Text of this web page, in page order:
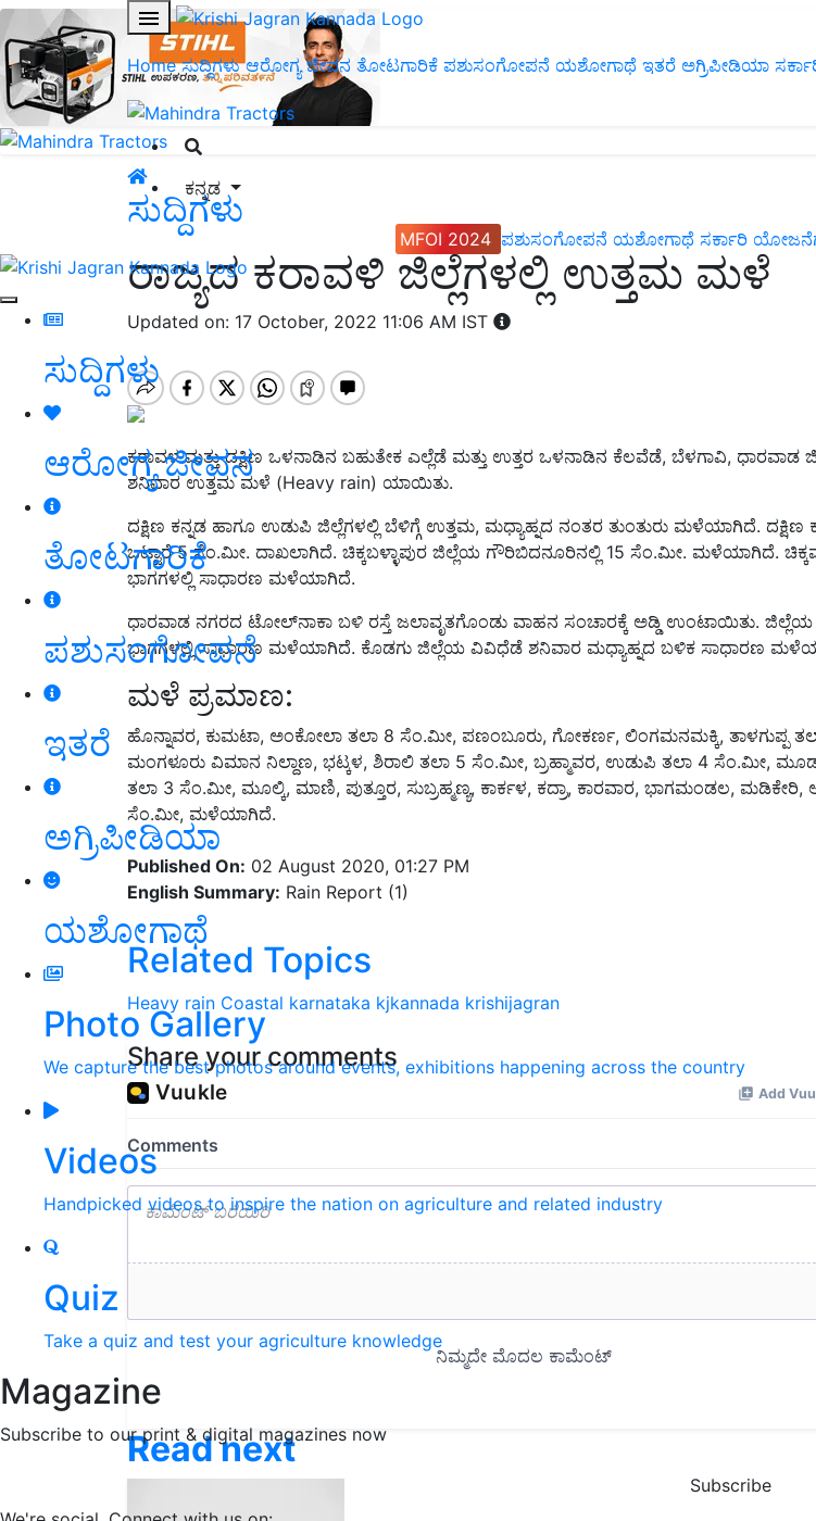
Home ಸುದ್ದಿಗಳು ಆರೋಗ್ಯ ಜೀವನ ತೋಟಗಾರಿಕೆ ಪಶುಸಂಗೋಪನೆ ಯಶೋಗಾಥೆ ಇತರೆ ಅಗ್ರಿಪೀಡಿಯಾ
ಕನ್ನಡ
MFOI 2024 ಪಶುಸಂಗೋಪನೆ ಯಶೋಗಾಥೆ ಸರ್ಕಾರಿ
ಸುದ್ದಿಗಳು
ಆರೋಗ್ಯ ಜೀವನ
ತೋಟಗಾರಿಕೆ
ಪಶುಸಂಗೋಪನೆ
ಇತರೆ
ಅಗ್ರಿಪೀಡಿಯಾ
ಯಶೋಗಾಥೆ
Photo Gallery
We capture the best photos around events, exhibitions happening across the country
Videos
Handpicked videos to inspire the nation on agriculture and related industry
Quiz
Take a quiz and test your agriculture knowledge
Magazine
Subscribe to our print & digital magazines now
Subscribe
ಸುದ್ದಿಗಳು
ರಾಜ್ಯದ ಕರಾವಳಿ ಜಿಲ್ಲೆಗಳಲ್ಲಿ ಉತ್ತಮ ಮಳೆ
Updated on: 17 October, 2022 11:06 AM IST
ಕರಾವಳ ಮತ್ತು ದಕ್ಷಿಣ ಒಳನಾಡಿನ ಬಹುತೇಕ ಎಲ್ಲೆಡೆ ಮತ್ತು ಉತ್ತರ ಒಳನಾಡಿನ ಕೆಲವೆಡೆ, ಬೆಳಗಾವಿ, ಧಾರವಾಡ
ಶನಿವಾರ ಉತ್ತಮ ಮಳೆ (Heavy rain) ಯಾಯಿತು.
ದಕ್ಷಿಣ ಕನ್ನಡ ಹಾಗೂ ಉಡುಪಿ ಜಿಲ್ಲೆಗಳಲ್ಲಿ ಬೆಳಿಗ್ಗೆ ಉತ್ತಮ, ಮಧ್ಯಾಹ್ನದ ನಂತರ ತುಂತುರು ಮಳೆಯಾಗಿದೆ. ದಕ್ಷಿಣ
ಒಟ್ಟಾರೆ 5 ಸೆಂ.ಮೀ. ದಾಖಲಾಗಿದೆ. ಚಿಕ್ಕಬಳ್ಳಾಪುರ ಜಿಲ್ಲೆಯ ಗೌರಿಬಿದನೂರಿನಲ್ಲಿ 15 ಸೆಂ.ಮೀ. ಮಳೆಯಾಗಿದೆ.
ಭಾಗಗಳಲ್ಲಿ ಸಾಧಾರಣ ಮಳೆಯಾಗಿದೆ.
ಧಾರವಾಡ ನಗರದ ಟೋಲ್‌ನಾಕಾ ಬಳಿ ರಸ್ತೆ ಜಲಾವೃತಗೊಂಡು ವಾಹನ ಸಂಚಾರಕ್ಕೆ ಅಡ್ಡಿ ಉಂಟಾಯಿತು.
ಭಾಗಗಳಲ್ಲಿ ಸಾಧಾರಣ ಮಳೆಯಾಗಿದೆ. ಕೊಡಗು ಜಿಲ್ಲೆಯ ವಿವಿಧೆಡೆ ಶನಿವಾರ ಮಧ್ಯಾಹ್ನದ ಬಳಿಕ ಸಾಧಾರಣ
ಮಳೆ ಪ್ರಮಾಣ:
ಹೊನ್ನಾವರ, ಕುಮಟಾ, ಅಂಕೋಲಾ ತಲಾ 8 ಸೆಂ.ಮೀ, ಪಣಂಬೂರು, ಗೋಕರ್ಣ, ಲಿಂಗಮನಮಕ್ಕಿ, ತಾಳಗುಪ್ಪ
ಮಂಗಳೂರು ವಿಮಾನ ನಿಲ್ದಾಣ, ಭಟ್ಕಳ, ಶಿರಾಲಿ ತಲಾ 5 ಸೆಂ.ಮೀ, ಬ್ರಹ್ಮಾವರ, ಉಡುಪಿ ತಲಾ 4 ಸೆಂ.ಮೀ,
ತಲಾ 3 ಸೆಂ.ಮೀ, ಮೂಲ್ಕಿ, ಮಾಣಿ, ಪುತ್ತೂರ, ಸುಬ್ರಹ್ಮಣ್ಯ, ಕಾರ್ಕಳ, ಕದ್ರಾ, ಕಾರವಾರ, ಭಾಗಮಂಡಲ, ಮಡಿಕೇರಿ,
ಸೆಂ.ಮೀ, ಮಳೆಯಾಗಿದೆ.
Published On: 02 August 2020, 01:27 PM
English Summary: Rain Report (1)
Related Topics
Heavy rain Coastal karnataka kjkannada krishijagran
Share your comments
Read next